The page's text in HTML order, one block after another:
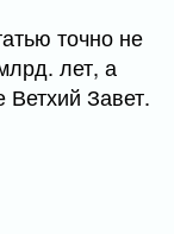
точно не
лет, а
Ветхий Завет.